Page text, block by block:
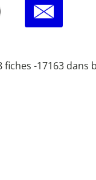
fiches -17163 dans